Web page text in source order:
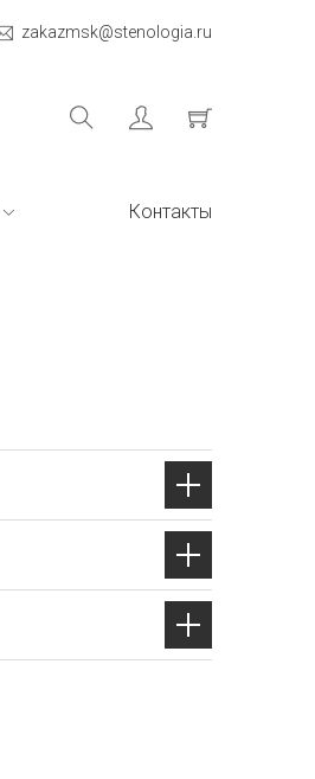
zakazmsk@stenologia.ru
Контакты